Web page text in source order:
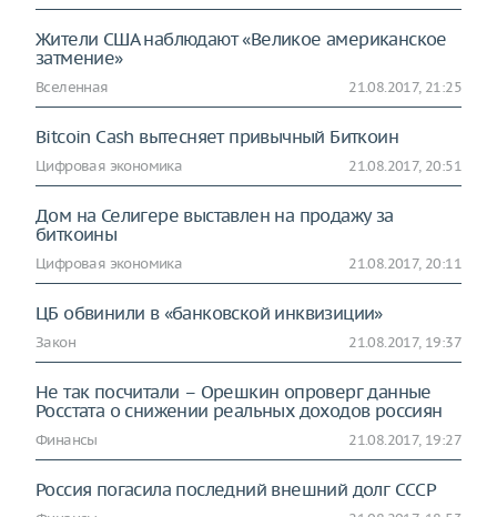
Жители США наблюдают «Великое американское
затмение»
Вселенная 21.08.2017, 21:25
Bitcoin Cash вытесняет привычный Биткоин
Цифровая экономика 21.08.2017, 20:51
Дом на Селигере выставлен на продажу за
биткоины
Цифровая экономика 21.08.2017, 20:11
ЦБ обвинили в «банковской инквизиции»
Закон 21.08.2017, 19:37
Не так посчитали – Орешкин опроверг данные
Росстата о снижении реальных доходов россиян
Финансы 21.08.2017, 19:27
Россия погасила последний внешний долг СССР